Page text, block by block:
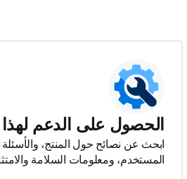
الحصول على الدعم لهذا
ابحث عن نصائح حول المنتج، والأسئلة
المستخدم، ومعلومات السلامة